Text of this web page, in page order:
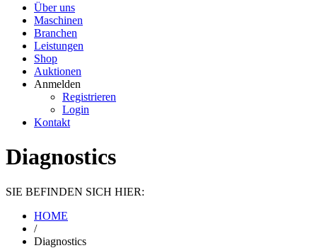
Über uns
Maschinen
Branchen
Leistungen
Shop
Auktionen
Anmelden
Registrieren
Login
Kontakt
Diagnostics
SIE BEFINDEN SICH HIER:
HOME
/
Diagnostics